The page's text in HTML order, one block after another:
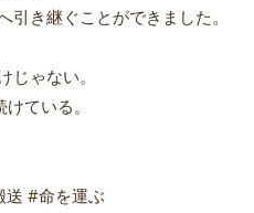
き継ぐことができました。
ゃない。
ている。
送 #命を運ぶ